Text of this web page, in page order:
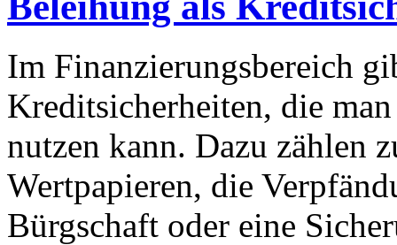
Im Finanzierungsbereich
Kreditsicherheiten, die
nutzen kann. Dazu zählen
Wertpapieren, die
Bürgschaft oder eine